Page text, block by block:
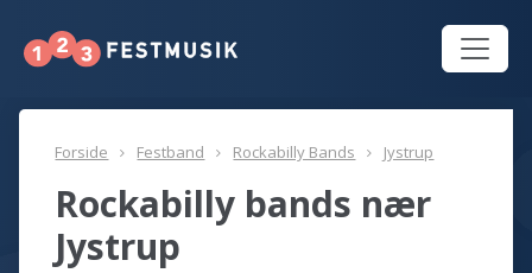
Forside Festband Rockabilly Bands Jystrup
Rockabilly bands nær
Jystrup